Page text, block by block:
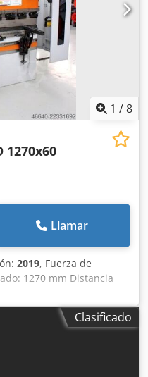
1 /8
1270x60
Llamar
2019, Fuerza de
1270 mm Distancia
de las columnas: 410 mm
de trabajo: 10,0
s Carrera de trabajo:
mm Altura de la mesa:
Tope trasero:
Clasificado